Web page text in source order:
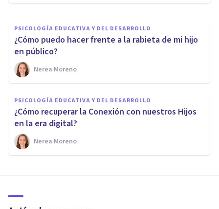
PSICOLOGÍA EDUCATIVA Y DEL DESARROLLO
¿Cómo puedo hacer frente a la rabieta de mi hijo
en público?
Nerea Moreno
PSICOLOGÍA EDUCATIVA Y DEL DESARROLLO
¿Cómo recuperar la Conexión con nuestros Hijos
en la era digital?
Nerea Moreno